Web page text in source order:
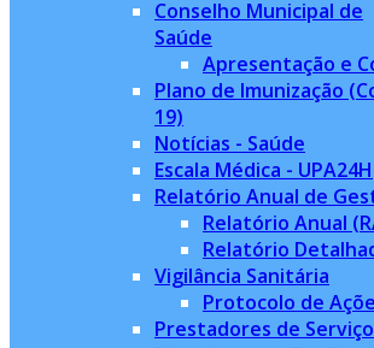
Conselho Municipal de
Saúde
Apresentação e
Plano de Imunização
19)
Notícias - Saúde
Escala Médica - UPA24H
Relatório Anual de
Relatório Anual
Relatório
Vigilância Sanitária
Protocolo de
Prestadores de Serviço